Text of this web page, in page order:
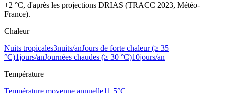
+2 °C, d'après les projections DRIAS (TRACC 2023, Météo-
France).
Chaleur
Nuits tropicales3nuits/anJours de forte chaleur (≥ 35
°C)1jours/anJournées chaudes (≥ 30 °C)10jours/an
Température
Température moyenne annuelle11,5°C